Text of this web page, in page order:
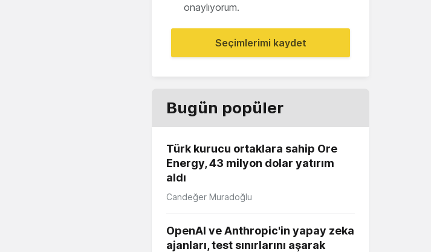
onaylıyorum.
Seçimlerimi kaydet
Bugün popüler
Türk kurucu ortaklara sahip Ore
Energy, 43 milyon dolar yatırım
aldı
Candeğer Muradoğlu
OpenAI ve Anthropic'in yapay zeka
ajanları, test sınırlarını aşarak